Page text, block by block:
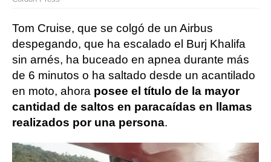
Tom Cruise, que se colgó de un Airbus
despegando, que ha escalado el Burj Khalifa
sin arnés, ha buceado en apnea durante más
de 6 minutos o ha saltado desde un acantilado
en moto, ahora posee el título de la mayor
cantidad de saltos en paracaídas en llamas
realizados por una persona.